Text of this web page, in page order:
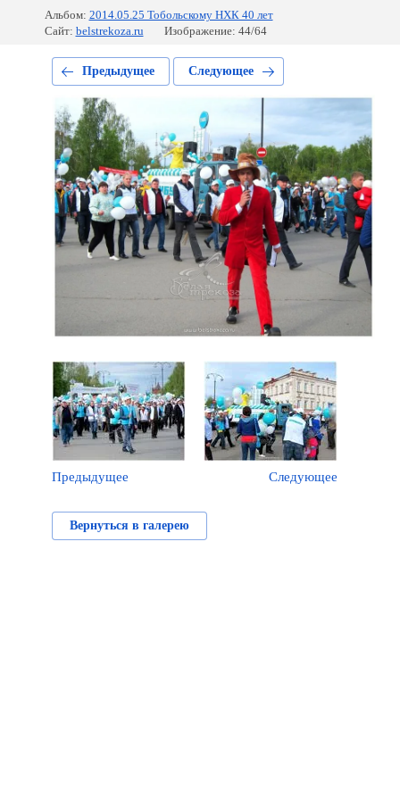
Альбом: 2014.05.25 Тобольскому НХК 40 лет
Сайт: belstrekoza.ru Изображение: 44/64
Предыдущее Следующее
Предыдущее Следующее
Вернуться в галерею